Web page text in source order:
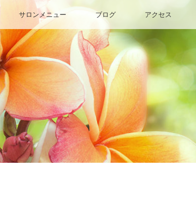
サロンメニュー ブログ アクセス